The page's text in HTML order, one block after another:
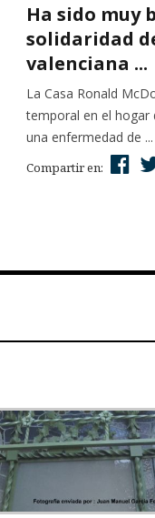
Ha sido muy
solidaridad
valenciana ...
La Casa Ronald
temporal en el hogar
una enfermedad de ...
Compartir en: